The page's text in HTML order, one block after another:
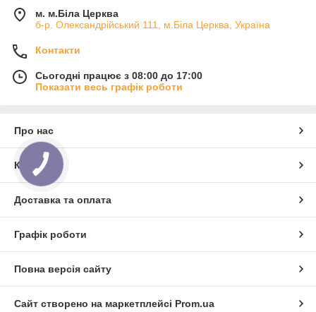
м. м.Біла Церква
б-р. Олександрійський 111, м.Біла Церква, Україна
Контакти
Сьогодні працює з 08:00 до 17:00
Показати весь графік роботи
Про нас
Контакти
Доставка та оплата
Графік роботи
Повна версія сайту
Сайт створено на маркетплейсі Prom.ua